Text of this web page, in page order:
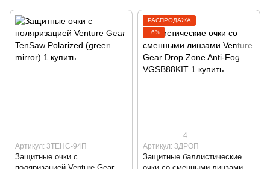
Артикул: 3ТЕНС-94П
Защитные очки с
РАСПРОДАЖА
−6%
4
Артикул: 3ДРОП
Защитные баллистические